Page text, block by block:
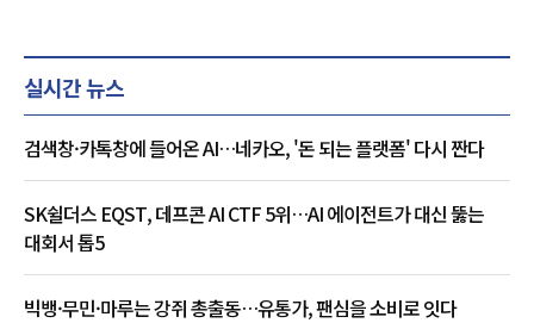
실시간 뉴스
검색창·카톡창에 들어온 AI…네카오, '돈 되는 플랫폼' 다시 짠다
SK쉴더스 EQST, 데프콘 AI CTF 5위…AI 에이전트가 대신 뚫는
대회서 톱5
빅뱅·무민·마루는 강쥐 총출동…유통가, 팬심을 소비로 잇다